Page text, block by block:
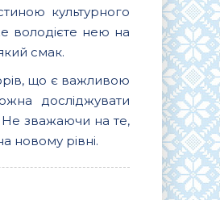
культурного
володієте нею на
смак.
що є важливою
досліджувати
Не зважаючи на те,
новому рівні.